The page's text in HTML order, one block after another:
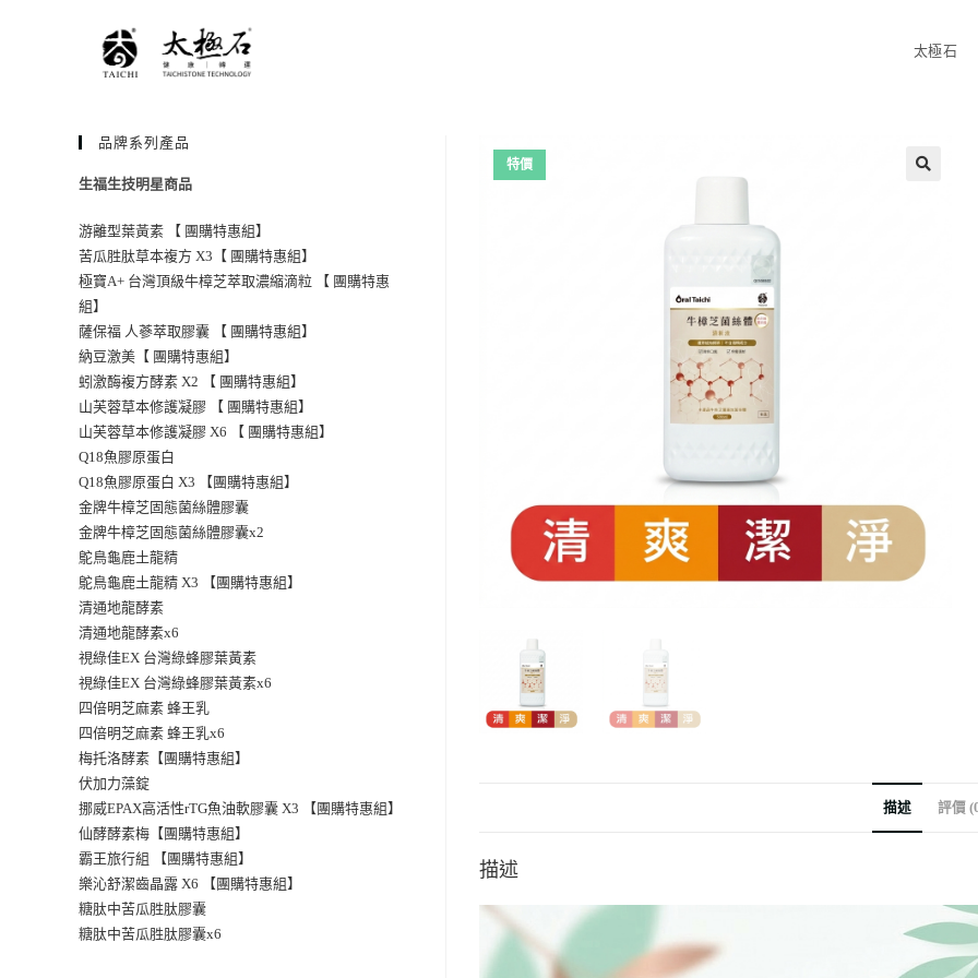
太極石
特價
描述 評價
描述
品牌系列產品
生福生技明星商品
游離型葉黃素 【 團購特惠組】
苦瓜胜肽草本複方 X3【 團購特惠組】
極寶A+ 台灣頂級牛樟芝萃取濃縮滴粒 【 團購特惠
組】
薩保福 人蔘萃取膠囊 【 團購特惠組】
納豆激美【 團購特惠組】
蚓激酶複方酵素 X2 【 團購特惠組】
山芙蓉草本修護凝膠 【 團購特惠組】
山芙蓉草本修護凝膠 X6 【 團購特惠組】
Q18魚膠原蛋白
Q18魚膠原蛋白 X3 【團購特惠組】
金牌牛樟芝固態菌絲體膠囊
金牌牛樟芝固態菌絲體膠囊x2
鴕鳥龜鹿土龍精
鴕鳥龜鹿土龍精 X3 【團購特惠組】
清通地龍酵素
清通地龍酵素x6
視綠佳EX 台灣綠蜂膠葉黃素
視綠佳EX 台灣綠蜂膠葉黃素x6
四倍明芝麻素 蜂王乳
四倍明芝麻素 蜂王乳x6
梅托洛酵素【團購特惠組】
伏加力藻錠
挪威EPAX高活性rTG魚油軟膠囊 X3 【團購特惠組】
仙酵酵素梅【團購特惠組】
霸王旅行組 【團購特惠組】
樂沁舒潔齒晶露 X6 【團購特惠組】
糖肽中苦瓜胜肽膠囊
糖肽中苦瓜胜肽膠囊x6